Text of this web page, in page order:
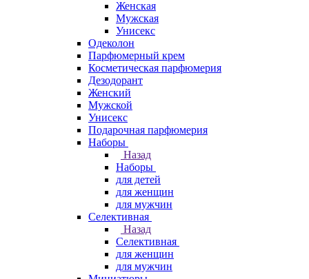
Женская
Мужская
Унисекс
Одеколон
Парфюмерный крем
Косметическая парфюмерия
Дезодорант
Женский
Мужской
Унисекс
Подарочная парфюмерия
Наборы
Назад
Наборы
для детей
для женщин
для мужчин
Селективная
Назад
Селективная
для женщин
для мужчин